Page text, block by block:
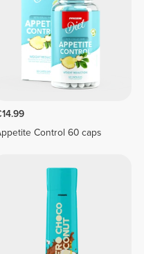
Control 60 caps